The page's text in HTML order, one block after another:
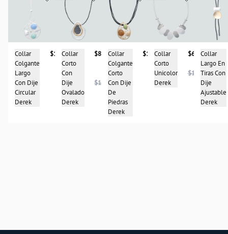
Collar
Colgante
Largo
Con Dije
Circular
Derek
$136.900
Collar
Corto
Con
Dije
Ovalado
Derek
$81.950
$116.900
Collar
Colgante
Corto
Con Dije
De
Piedras
Derek
$116.900
Collar
Corto
Unicolor
Derek
$68.950
$136.900
Collar
Largo En
Tiras Con
Dije
Ajustable
Derek